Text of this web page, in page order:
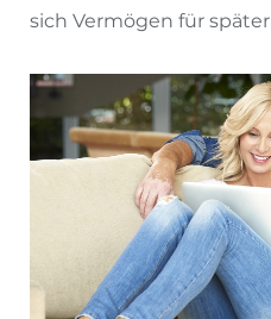
sich Vermögen für